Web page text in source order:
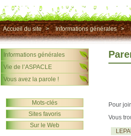
Accueil du site > Informations générales >
Pour
Vous
Informations générales
Vie de l’ASPACLE
Vous avez la parole !
Mots-clés
Sites favoris
Sur le Web